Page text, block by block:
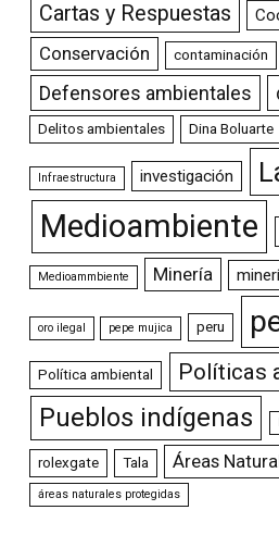
Cartas y Respuestas
Conservación contaminación
Defensores ambientales
Delitos ambientales Dina Boluarte
Infraestructura investigación
Medioambiente
Medioammbiente Minería
oro ilegal pepe mujica peru
Política ambiental Políticas
Pueblos indígenas
rolexgate Tala Áreas
áreas naturales protegidas